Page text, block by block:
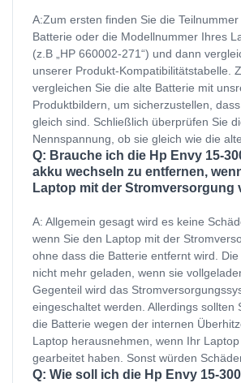
A:Zum ersten finden Sie die
Batterie oder die Modellnummer Ihres
(z.B „HP 660002-271“) und dann
unserer Produkt-Kompatibilitätstabelle.
vergleichen Sie die alte Batterie mit
Produktbildern, um sicherzustellen,
gleich sind. Schließlich überprüfen Sie
Nennspannung, ob sie gleich wie die
Q: Brauche ich die Hp Envy 15-
akku wechseln zu entfernen,
Laptop mit der Stromversorgung
A: Allgemein gesagt wird es keine
wenn Sie den Laptop mit der
ohne dass die Batterie entfernt wird.
nicht mehr geladen, wenn sie
Gegenteil wird das
eingeschaltet werden. Allerdings sollten
die Batterie wegen der internen
Laptop herausnehmen, wenn Ihr
gearbeitet haben. Sonst würden
Q: Wie soll ich die Hp Envy 15-